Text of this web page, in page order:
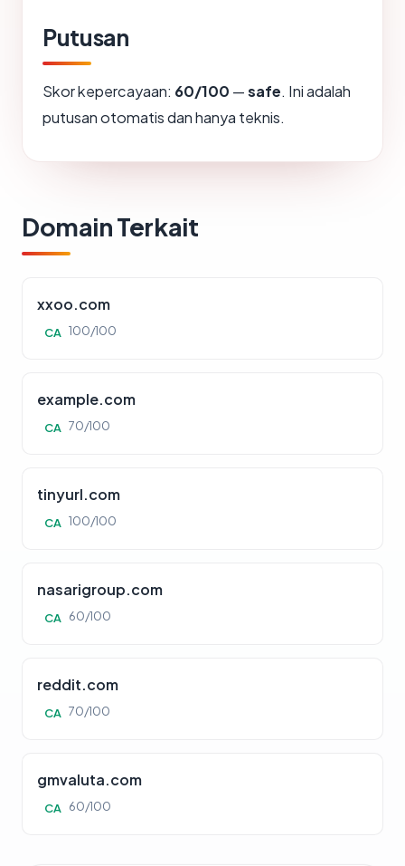
Putusan
Skor kepercayaan: 60/100 —safe. Ini adalah
putusan otomatis dan hanya teknis.
Domain Terkait
xxoo.com
CA 100/100
example.com
CA 70/100
tinyurl.com
CA 100/100
nasarigroup.com
CA 60/100
reddit.com
CA 70/100
gmvaluta.com
CA 60/100